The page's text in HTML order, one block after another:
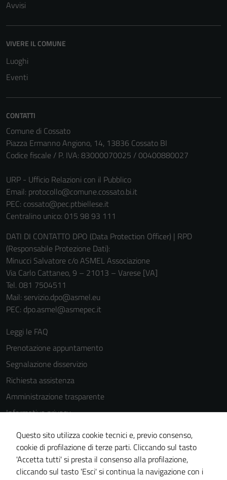
Avvisi
VIVERE IL COMUNE
Luoghi
Eventi
CONTATTI
Comune di Cossato
Piazza Ermanno Angiono, 14, 13836 Cossato BI
Codice fiscale / P. IVA: 83000070025 / 00400880027
URP - Ufficio Relazioni con il Pubblico
Email: protocollo@comune.cossato.bi.it
PEC: cossato@pec.ptbiellese.it
Centralino unico: 015 98 93 111
DATI DI CONTATTO DPO (Data Protection Officer) | RPD
(Responsabile Protezione Dati):
Minucci Salvatore c/o ASMEL Associazione
Via Carlo Cattaneo, 9 – 21013 – Varese [VA]
Tel. 081 7504511
Mail: servizio.dpo@asmel.eu
PEC: dpo.asmel@asmepec.it
Leggi le FAQ
Prenotazione appuntamento
Segnalazione disservizio
Richiesta assistenza
Amministrazione trasparente
Informativa privacy
Cookie Policy
Note legali
Dichiarazione di accessibilità
Piano di miglioramento del sito
Questo sito utilizza cookie tecnici e, previo consenso,
cookie di profilazione di terze parti. Cliccando sul tasto
'Accetta tutti' si presta il consenso alla profilazione,
cliccando sul tasto 'Esci' si continua la navigazione con i
sono necessari
funzionamento
del sito e non